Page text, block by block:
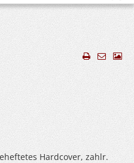
Hardcover, zahlr.